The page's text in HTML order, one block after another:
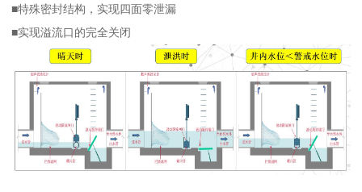
■特殊密封结构，实现四面零泄漏
■实现溢流口的完全关闭